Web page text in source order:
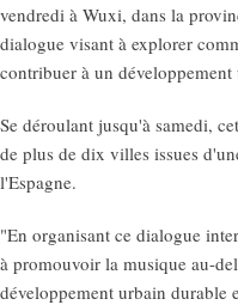
vendredi à Wuxi, dans la
dialogue visant à explorer
contribuer à un
Se déroulant jusqu'à samedi,
de plus de dix villes issues
l'Espagne.
"En organisant ce dialogue
à promouvoir la musique au-
développement urbain durable